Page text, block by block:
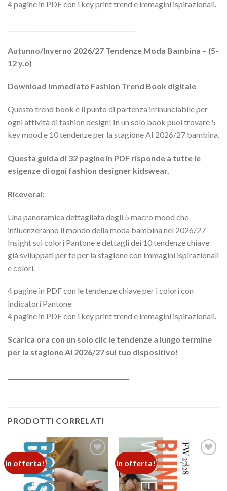
4 pagine in PDF con i key print trend e immagini ispirazionali.
Autunno/Inverno 2026/27 Tendenze Moda Bambina – (5-
12 y.o)
Download immediato Fashion Trend Book digitale
Questo trend book è il punto di partenza irrinunciabile per
ogni attività di fashion design! In un solo book puoi trovare 5
key mood e 10 tendenze per la stagione AI 2026/27 bambina.
Questa guida di 32 pagine in PDF risponde a tutte le
esigenze di ogni fashion designer kidswear.
Riceverai:
Una panoramica dettagliata degli 5 macro mood che
influenzeranno il mondo della moda bambina nel 2026/27
Insight sui colori Pantone e dettagli dei 10 tendenze chiave
già sviluppati per te per la stagione con immagini ispirazionali
e colori.
4 pagine in PDF con le tendenze chiave per i colori con
indicatori Pantone
4 pagine in PDF con i key print trend e immagini ispirazionali.
Scarica ora con un solo clic le tendenze a lungo termine
per la stagione AI 2026/27 sul tuo dispositivo!
PRODOTTI CORRELATI
In offerta!
Add to
wishlist
In offerta!